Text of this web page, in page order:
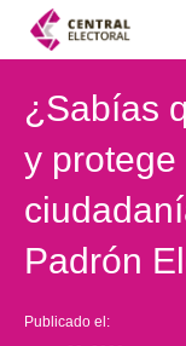
¿Sabías
y protege
Padrón
Publicado el: